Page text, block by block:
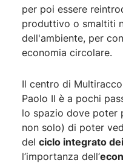
per poi essere
produttivo o smaltiti
dell'ambiente, per
economia circolare.
Il centro di
Paolo II è a pochi
lo spazio dove poter
non solo) di poter
del ciclo integrato
l’importanza dell’